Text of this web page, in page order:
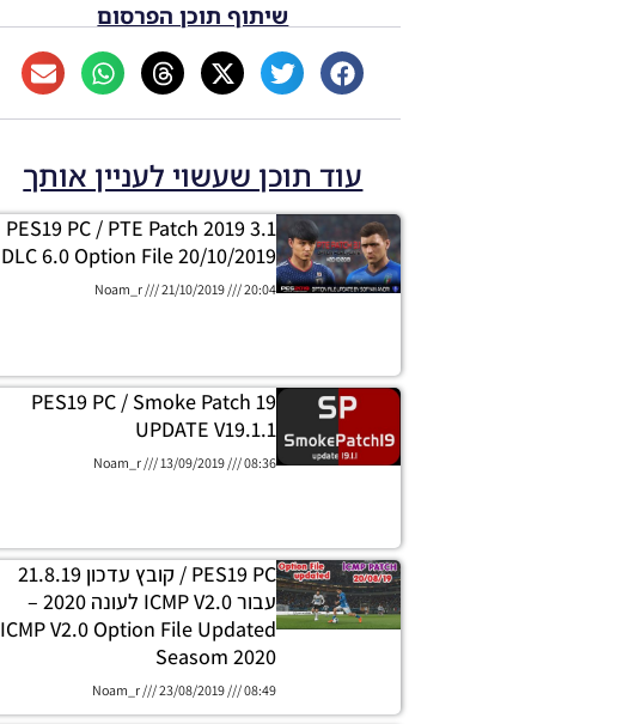
שיתוף תוכן הפרסום
עוד תוכן שעשוי לעניין אותך
PES19 PC / PTE Patch 2019 3.1
DLC 6.0 Option File 20/10/2019
Noam_r 21/10/2019 20:04
PES19 PC / Smoke Patch 19
UPDATE V19.1.1
Noam_r 13/09/2019 08:36
PES19 PC / קובץ עדכון 21.8.19
עבור ICMP V2.0 לעונה 2020 –
ICMP V2.0 Option File Updated
Seasom 2020
Noam_r 23/08/2019 08:49